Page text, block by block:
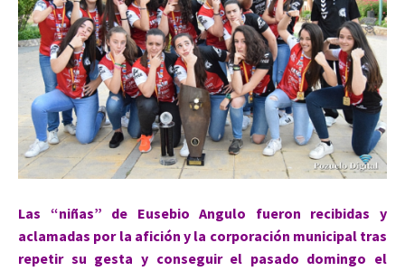
Las “niñas” de Eusebio Angulo fueron recibidas y
aclamadas por la afición y la corporación municipal tras
repetir su gesta y conseguir el pasado domingo el